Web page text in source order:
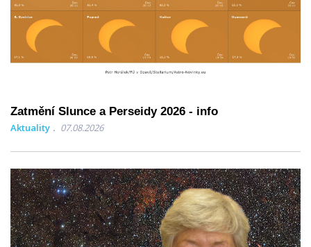
Zatmění Slunce a Perseidy 2026 - info
Aktuality 07.08.2026